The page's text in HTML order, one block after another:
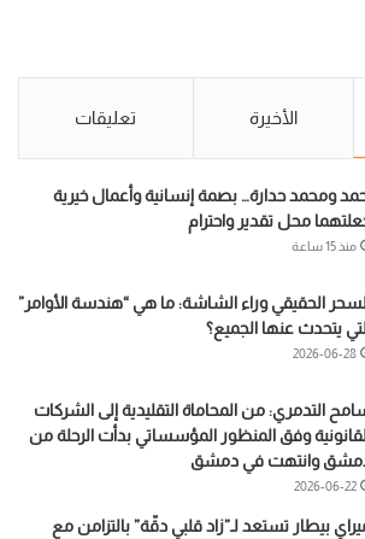
الأخيرة تعليقات
ومحمد حدارة… بصمة إنسانية وأعمال خيرية
محل تقدير واحترام
منذ 15 ساعة
الحقيقي وراء الشاشة: ما هي “هندسة الأوامر”
يتحدث عنها الجميع؟
2026-06-28
التدمري: من المحاماة التقليدية إلى الشركات
وفق المنظور المؤسساتي بدأت الرحلة من
وانتهت في دمشق
2026-06-22
بيطار تستعد لـ”زاد قلبي دقّة” بالتزامن مع